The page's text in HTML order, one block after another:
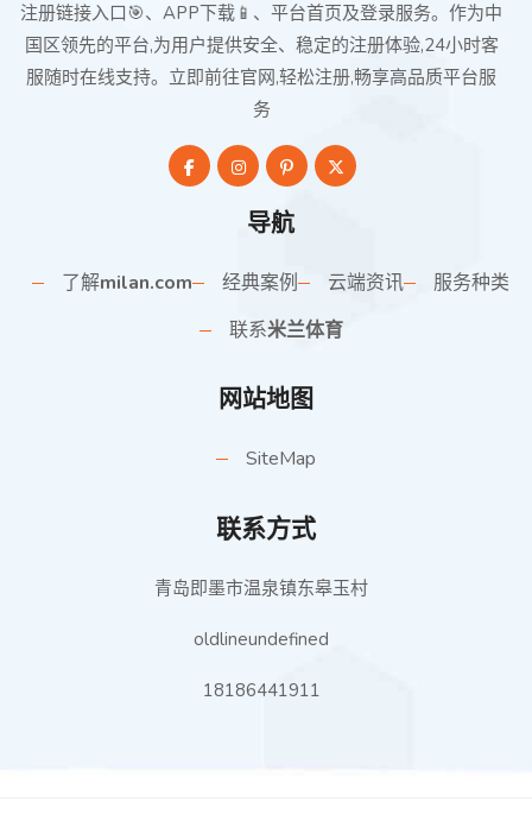
注册链接入口🎯、APP下载📱、平台首页及登录服务。作为中
国区领先的平台,为用户提供安全、稳定的注册体验,24小时客
服随时在线支持。立即前往官网,轻松注册,畅享高品质平台服
务
导航
了解milan.com 经典案例 云端资讯
服务种类
联系米兰体育
网站地图
SiteMap
联系方式
青岛即墨市温泉镇东皋玉村
oldlineundefined
18186441911